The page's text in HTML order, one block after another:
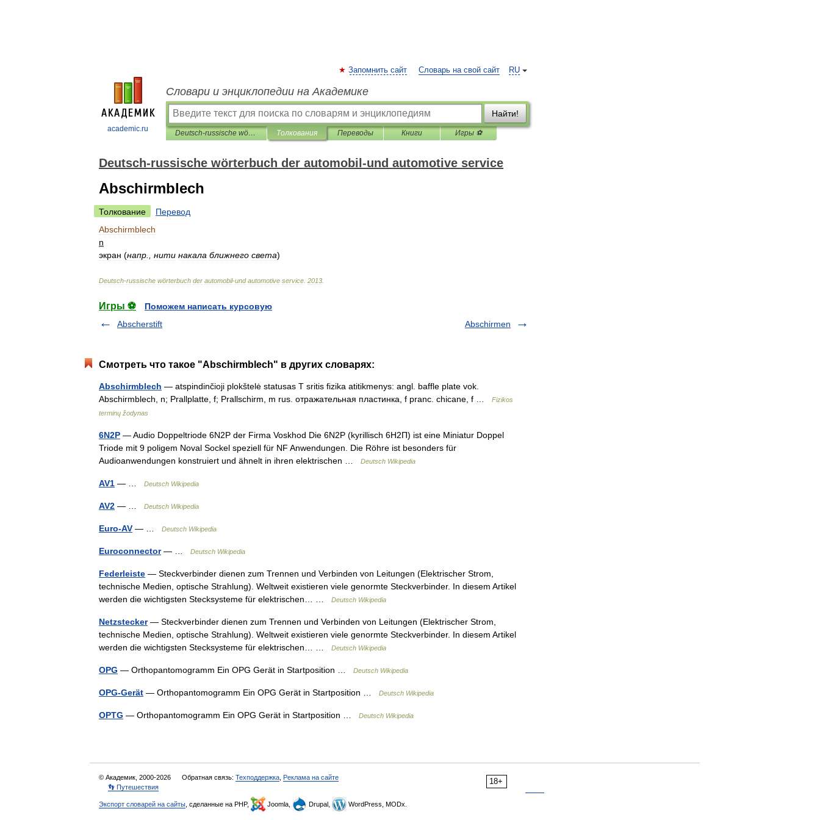
academic.ru
RU
Запомнить сайт Словарь на свой сайт
Словари и энциклопедии на Академике
Найти!
Deutsch-russische wörterbuch der automobil-und automotive service Толкования Переводы Книги Игры ⚽
Deutsch-russische wörterbuch der automobil-und automotive service
Abschirmblech
Толкование
Перевод
Abschirmblech
n
экран (напр нити накала ближнего света)
Deutsch-russische wörterbuch der automobil-und automotive service 2013
Игры ⚽
Поможем написать курсовую
Abscherstift
Abschirmen
Смотреть что такое "Abschirmblech" в других словарях:
Abschirmblech — atspindinčioji plokštelė statusas T sritis fizika atitikmenys: angl. baffle plate vok.
Abschirmblech, n; Prallplatte, f; Prallschirm, m rus. отражательная пластинка, f pranc. chicane, f …
Fizikos
terminų žodynas
6N2P — Audio Doppeltriode 6N2P der Firma Voskhod Die 6N2P (kyrillisch 6H2П) ist eine Miniatur Doppel
Triode mit 9 poligem Noval Sockel speziell für NF Anwendungen. Die Röhre ist besonders für
Audioanwendungen konstruiert und ähnelt in ihren elektrischen …
Deutsch Wikipedia
AV1 — … Deutsch Wikipedia
AV2 — … Deutsch Wikipedia
Euro-AV — … Deutsch Wikipedia
Euroconnector— … Deutsch Wikipedia
Federleiste — Steckverbinder dienen zum Trennen und Verbinden von Leitungen (Elektrischer Strom,
technische Medien, optische Strahlung). Weltweit existieren viele genormte Steckverbinder. In diesem Artikel
werden die wichtigsten Stecksysteme für elektrischen… …
Deutsch Wikipedia
Netzstecker— Steckverbinder dienen zum Trennen und Verbinden von Leitungen (Elektrischer Strom,
technische Medien, optische Strahlung). Weltweit existieren viele genormte Steckverbinder. In diesem Artikel
werden die wichtigsten Stecksysteme für elektrischen… …
Deutsch Wikipedia
OPG — Orthopantomogramm Ein OPG Gerät in Startposition … Deutsch Wikipedia
OPG-Gerät — Orthopantomogramm Ein OPG Gerät in Startposition … Deutsch Wikipedia
OPTG — Orthopantomogramm Ein OPG Gerät in Startposition … Deutsch Wikipedia
18+
© Академик, 2000-2026 Обратная связь: Техподдержка Реклама на сайте
👣 Путешествия
Экспорт словарей на сайты , сделанные на PHP, Joomla, Drupal, WordPress, MODx.